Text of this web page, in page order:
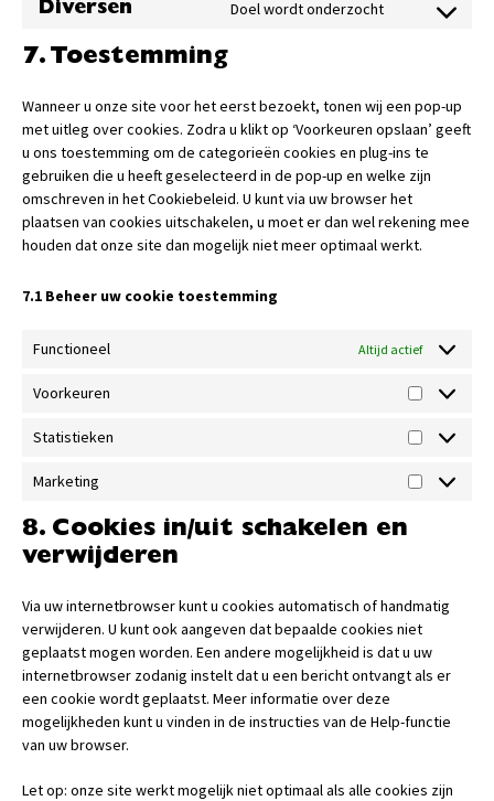
Diversen Doel wordt onderzocht
7. Toestemming
Wanneer u onze site voor het eerst bezoekt, tonen wij een pop-up
met uitleg over cookies. Zodra u klikt op ‘Voorkeuren opslaan’ geeft
u ons toestemming om de categorieën cookies en plug-ins te
gebruiken die u heeft geselecteerd in de pop-up en welke zijn
omschreven in het Cookiebeleid. U kunt via uw browser het
plaatsen van cookies uitschakelen, u moet er dan wel rekening mee
houden dat onze site dan mogelijk niet meer optimaal werkt.
7.1 Beheer uw cookie toestemming
Functioneel Altijd actief
Voorkeuren
Statistieken
Marketing
8. Cookies in/uit schakelen en
verwijderen
Via uw internetbrowser kunt u cookies automatisch of handmatig
verwijderen. U kunt ook aangeven dat bepaalde cookies niet
geplaatst mogen worden. Een andere mogelijkheid is dat u uw
internetbrowser zodanig instelt dat u een bericht ontvangt als er
een cookie wordt geplaatst. Meer informatie over deze
mogelijkheden kunt u vinden in de instructies van de Help-functie
van uw browser.
Let op: onze site werkt mogelijk niet optimaal als alle cookies zijn